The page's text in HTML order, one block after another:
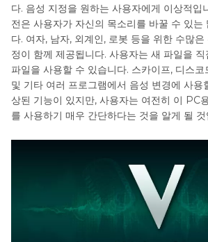
다. 음성 지정을 원하는 사용자에게 이상적입
전은 사용자가 자신의 목소리를 바꿀 수 있는
다. 여자, 남자, 외계인, 로봇 등을 위한 수많
정이 함께 제공됩니다. 사용자는 새 파일을
파일을 사용할 수 있습니다. 스카이프, 디스코
및 기타 여러 프로그램에서 음성 변경에 사용
상된 기능이 있지만, 사용자는 여전히 이 PC
를 사용하기 매우 간단하다는 것을 알게 될 것